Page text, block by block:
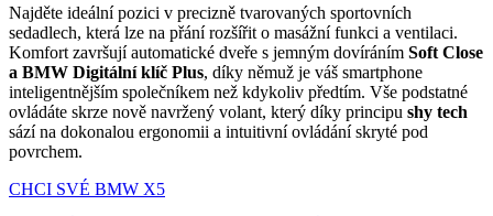
Najděte ideální pozici v precizně tvarovaných sportovních
sedadlech, která lze na přání rozšířit o masážní funkci a ventilaci.
Komfort završují automatické dveře s jemným dovíráním Soft Close
a BMW Digitální klíč Plus, díky němuž je váš smartphone
inteligentnějším společníkem než kdykoliv předtím. Vše podstatné
ovládáte skrze nově navržený volant, který díky principu shy tech
sází na dokonalou ergonomii a intuitivní ovládání skryté pod
povrchem.
CHCI SVÉ BMW X5